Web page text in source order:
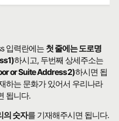
입력란에는 첫 줄에는 도로명
하시고, 두번째 상세주소는
or Suite Address2)하시면 됩
하는 문화가 있어서 우리나라
됩니다.
의 숫자를 기재해주시면 됩니다.